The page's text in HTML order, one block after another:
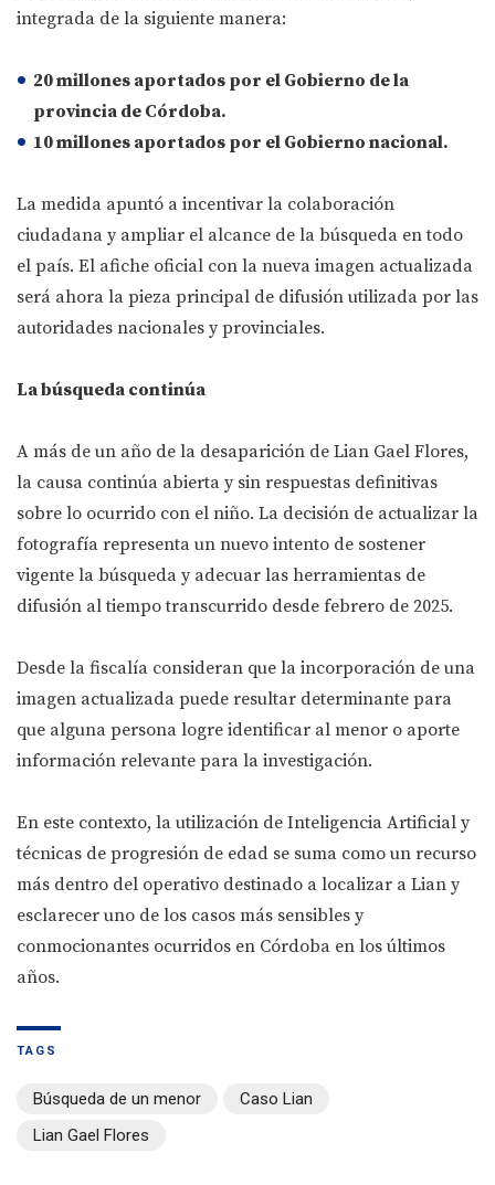
integrada de la siguiente manera:
20 millones aportados por el Gobierno de la
provincia de Córdoba.
10 millones aportados por el Gobierno nacional.
La medida apuntó a incentivar la colaboración
ciudadana y ampliar el alcance de la búsqueda en todo
el país. El afiche oficial con la nueva imagen actualizada
será ahora la pieza principal de difusión utilizada por las
autoridades nacionales y provinciales.
La búsqueda continúa
A más de un año de la desaparición de Lian Gael Flores,
la causa continúa abierta y sin respuestas definitivas
sobre lo ocurrido con el niño. La decisión de actualizar la
fotografía representa un nuevo intento de sostener
vigente la búsqueda y adecuar las herramientas de
difusión al tiempo transcurrido desde febrero de 2025.
Desde la fiscalía consideran que la incorporación de una
imagen actualizada puede resultar determinante para
que alguna persona logre identificar al menor o aporte
información relevante para la investigación.
En este contexto, la utilización de Inteligencia Artificial y
técnicas de progresión de edad se suma como un recurso
más dentro del operativo destinado a localizar a Lian y
esclarecer uno de los casos más sensibles y
conmocionantes ocurridos en Córdoba en los últimos
años.
TAGS
Búsqueda de un menor
Caso Lian
Lian Gael Flores